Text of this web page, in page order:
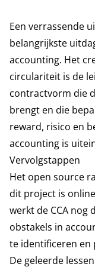
Een verrassende
belangrijkste
accounting. Het
circulariteit is de
contractvorm die
brengt en die
reward, risico en
accounting is
Vervolgstappen
Het open source
dit project is
werkt de CCA nog
obstakels in
te identificeren en
De geleerde